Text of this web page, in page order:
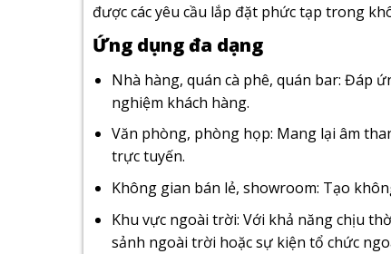
được các yêu cầu lắp đặt phức tạp trong
Ứng dụng đa dạng
Nhà hàng, quán cà phê, quán bar: Đáp
nghiệm khách hàng.
Văn phòng, phòng họp: Mang lại âm
trực tuyến.
Không gian bán lẻ, showroom: Tạo
Khu vực ngoài trời: Với khả năng chịu
sảnh ngoài trời hoặc sự kiện tổ chức